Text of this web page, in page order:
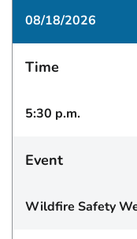
08/18/2026
Time
5:30 p.m.
Event
Wildfire Safety